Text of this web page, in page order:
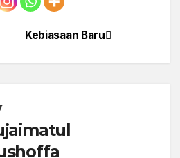
Kebiasaan Baru